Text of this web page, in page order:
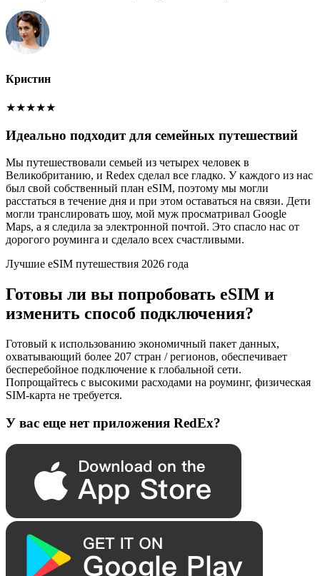
Кристин
★★★★★
Идеально подходит для семейных путешествий
Мы путешествовали семьей из четырех человек в
Великобританию, и Redex сделал все гладко. У каждого из нас
был свой собственный план eSIM, поэтому мы могли
расстаться в течение дня и при этом оставаться на связи. Дети
могли транслировать шоу, мой муж просматривал Google
Maps, а я следила за электронной почтой. Это спасло нас от
дорогого роуминга и сделало всех счастливыми.
Лучшие eSIM путешествия 2026 года
Готовы ли вы попробовать eSIM и
изменить способ подключения?
Готовый к использованию экономичный пакет данных,
охватывающий более 207 стран / регионов, обеспечивает
бесперебойное подключение к глобальной сети.
Попрощайтесь с высокими расходами на роуминг, физическая
SIM-карта не требуется.
У вас еще нет приложения RedEx?